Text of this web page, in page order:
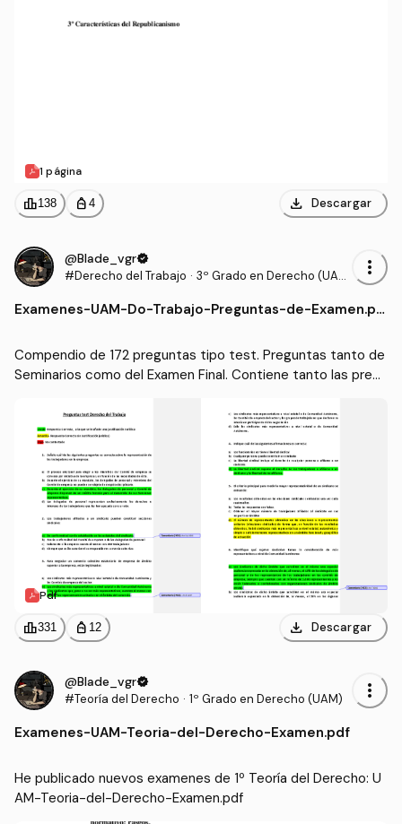
1 página
leaderboard138 personal_bag 4 download Descargar
@Blade_vgrverified
#Derecho del Trabajo · 3º Grado en Derecho (UA
more_vert
Examenes-UAM-Do-Trabajo-Preguntas-de-Examen.pd
Compendio de 172 preguntas tipo test. Preguntas tanto de
Seminarios como del Examen Final. Contiene tanto las pregu
junto a su justificación jurídica.
Pdf
leaderboard331 personal_bag 12 download Descargar
@Blade_vgrverified
#Teoría del Derecho · 1º Grado en Derecho (UAM) more_vert
Examenes-UAM-Teoria-del-Derecho-Examen.pdf
He publicado nuevos examenes de 1º Teoría del Derecho: U
AM-Teoria-del-Derecho-Examen.pdf